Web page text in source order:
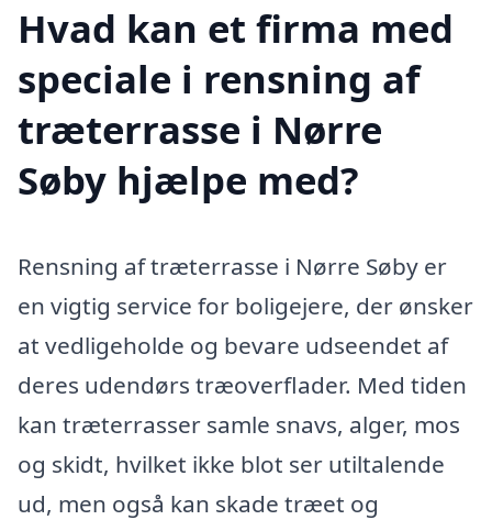
Hvad kan et firma med
speciale i rensning af
træterrasse i Nørre
Søby hjælpe med?
Rensning af træterrasse i Nørre Søby er
en vigtig service for boligejere, der ønsker
at vedligeholde og bevare udseendet af
deres udendørs træoverflader. Med tiden
kan træterrasser samle snavs, alger, mos
og skidt, hvilket ikke blot ser utiltalende
ud, men også kan skade træet og